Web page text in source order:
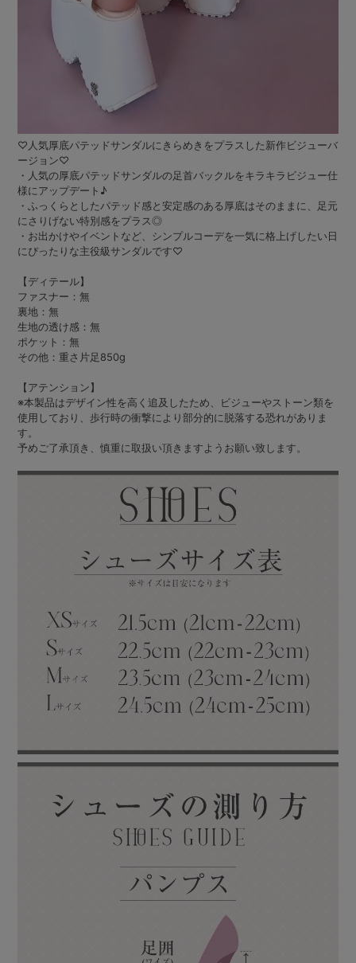
♡人気厚底パテッドサンダルにきらめきをプラスした新作ビジューバ
ージョン♡
・人気の厚底パテッドサンダルの足首バックルをキラキラビジュー仕
様にアップデート♪
・ふっくらとしたパテッド感と安定感のある厚底はそのままに、足元
にさりげない特別感をプラス◎
・お出かけやイベントなど、シンプルコーデを一気に格上げしたい日
にぴったりな主役級サンダルです♡
【ディテール】
ファスナー：無
裏地：無
生地の透け感：無
ポケット：無
その他：重さ片足850g
【アテンション】
※本製品はデザイン性を高く追及したため、ビジューやストーン類を
使用しており、歩行時の衝撃により部分的に脱落する恐れがありま
す。
予めご了承頂き、慎重に取扱い頂きますようお願い致します。